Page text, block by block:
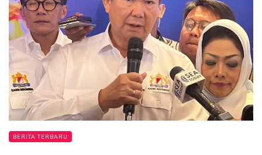
BERITA TERBARU